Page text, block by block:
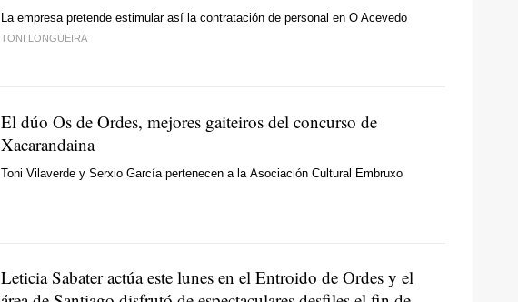
La empresa pretende estimular así la contratación de personal en O Acevedo
TONI LONGUEIRA
El dúo Os de Ordes, mejores gaiteiros del concurso de
Xacarandaina
Toni Vilaverde y Serxio García pertenecen a la Asociación Cultural Embruxo
Leticia Sabater actúa este lunes en el Entroido de Ordes y el